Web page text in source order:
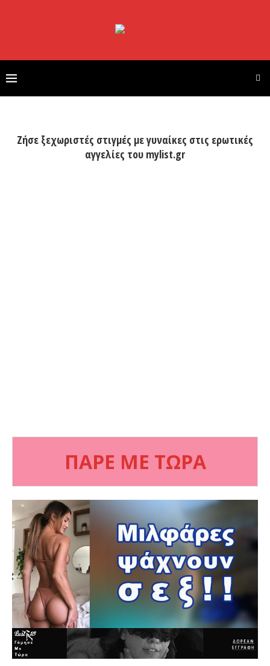
Ζήσε ξεχωριστές στιγμές με γυναίκες στις ερωτικές
αγγελίες του mylist.gr
ΠΑΡΕ ΜΕ ΤΩΡΑ